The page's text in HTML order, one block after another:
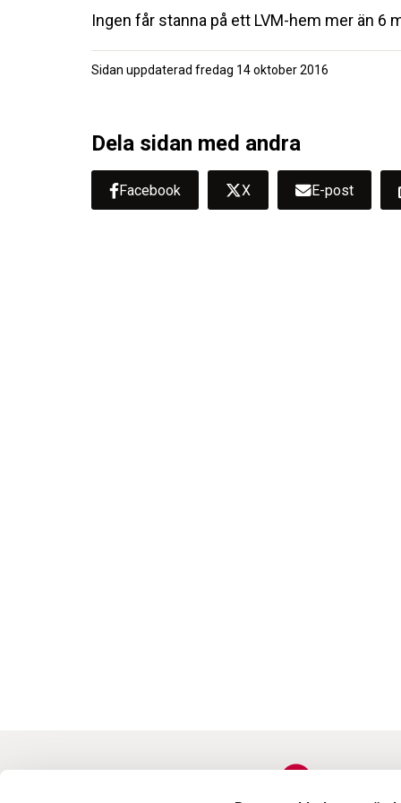
Ingen får stanna på ett LVM-hem mer än 6
Sidan uppdaterad fredag 14 oktober 2016
Dela sidan med andra
Facebook X E-post